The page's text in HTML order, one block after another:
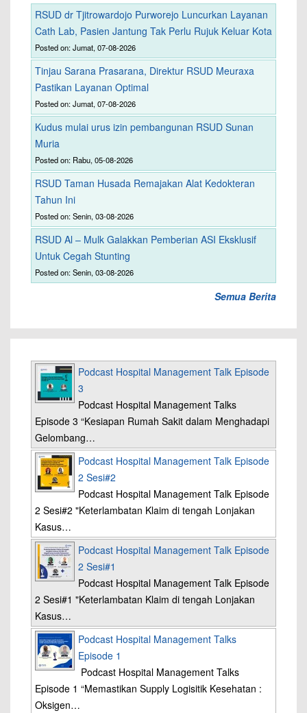
RSUD dr Tjitrowardojo Purworejo Luncurkan Layanan
Cath Lab, Pasien Jantung Tak Perlu Rujuk Keluar Kota
Posted on: Jumat, 07-08-2026
Tinjau Sarana Prasarana, Direktur RSUD Meuraxa
Pastikan Layanan Optimal
Posted on: Jumat, 07-08-2026
Kudus mulai urus izin pembangunan RSUD Sunan
Muria
Posted on: Rabu, 05-08-2026
RSUD Taman Husada Remajakan Alat Kedokteran
Tahun Ini
Posted on: Senin, 03-08-2026
RSUD Al – Mulk Galakkan Pemberian ASI Eksklusif
Untuk Cegah Stunting
Posted on: Senin, 03-08-2026
Semua Berita
Podcast Hospital Management Talk Episode
3
Podcast Hospital Management Talks
Episode 3 “Kesiapan Rumah Sakit dalam Menghadapi
Gelombang…
Podcast Hospital Management Talk Episode
2 Sesi#2
Podcast Hospital Management Talk Episode
2 Sesi#2 "Keterlambatan Klaim di tengah Lonjakan
Kasus…
Podcast Hospital Management Talk Episode
2 Sesi#1
Podcast Hospital Management Talk Episode
2 Sesi#1 "Keterlambatan Klaim di tengah Lonjakan
Kasus…
Podcast Hospital Management Talks
Episode 1
Podcast Hospital Management Talks
Episode 1 “Memastikan Supply Logisitik Kesehatan :
Oksigen…